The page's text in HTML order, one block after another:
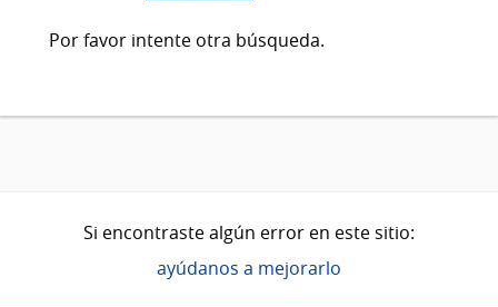
Por favor intente otra búsqueda.
Si encontraste algún error en este sitio:
ayúdanos a mejorarlo